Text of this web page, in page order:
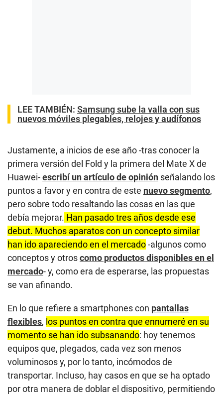
LEE TAMBIÉN: Samsung sube la valla con sus
nuevos móviles plegables, relojes y audífonos
Justamente, a inicios de ese año -tras conocer la
primera versión del Fold y la primera del Mate X de
Huawei-escribí un artículo de opinión señalando los
puntos a favor y en contra de este nuevo segmento,
pero sobre todo resaltando las cosas en las que
debía mejorar. Han pasado tres años desde ese
debut. Muchos aparatos con un concepto similar
han ido apareciendo en el mercado-algunos como
conceptos y otroscomo productos disponibles en el
mercado- y, como era de esperarse, las propuestas
se van afinando.
En lo que refiere a smartphones con pantallas
flexibles, los puntos en contra que ennumeré en su
momento se han ido subsanando: hoy tenemos
equipos que, plegados, cada vez son menos
voluminosos y, por lo tanto, incómodos de
transportar. Incluso, hay casos en que se ha optado
por otra manera de doblar el dispositivo, permitiendo